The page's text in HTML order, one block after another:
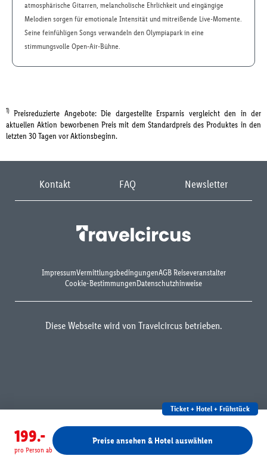
atmosphärische Gitarren, melancholische Ehrlichkeit und eingängige
Melodien sorgen für emotionale Intensität und mitreißende Live-Momente.
Seine feinfühligen Songs verwandeln den Olympiapark in eine
stimmungsvolle Open-Air-Bühne.
Ticket + Hotel + Frühstück
199.-
pro Person ab
Preise ansehen & Hotel auswählen
1) Preisreduzierte Angebote: Die dargestellte Ersparnis vergleicht den in der
aktuellen Aktion beworbenen Preis mit dem Standardpreis des Produktes in den
letzten 30 Tagen vor Aktionsbeginn.
Kontakt FAQ Newsletter
ImpressumVermittlungsbedingungenAGB Reiseveranstalter
Cookie-BestimmungenDatenschutzhinweise
Diese Webseite wird von Travelcircus betrieben.